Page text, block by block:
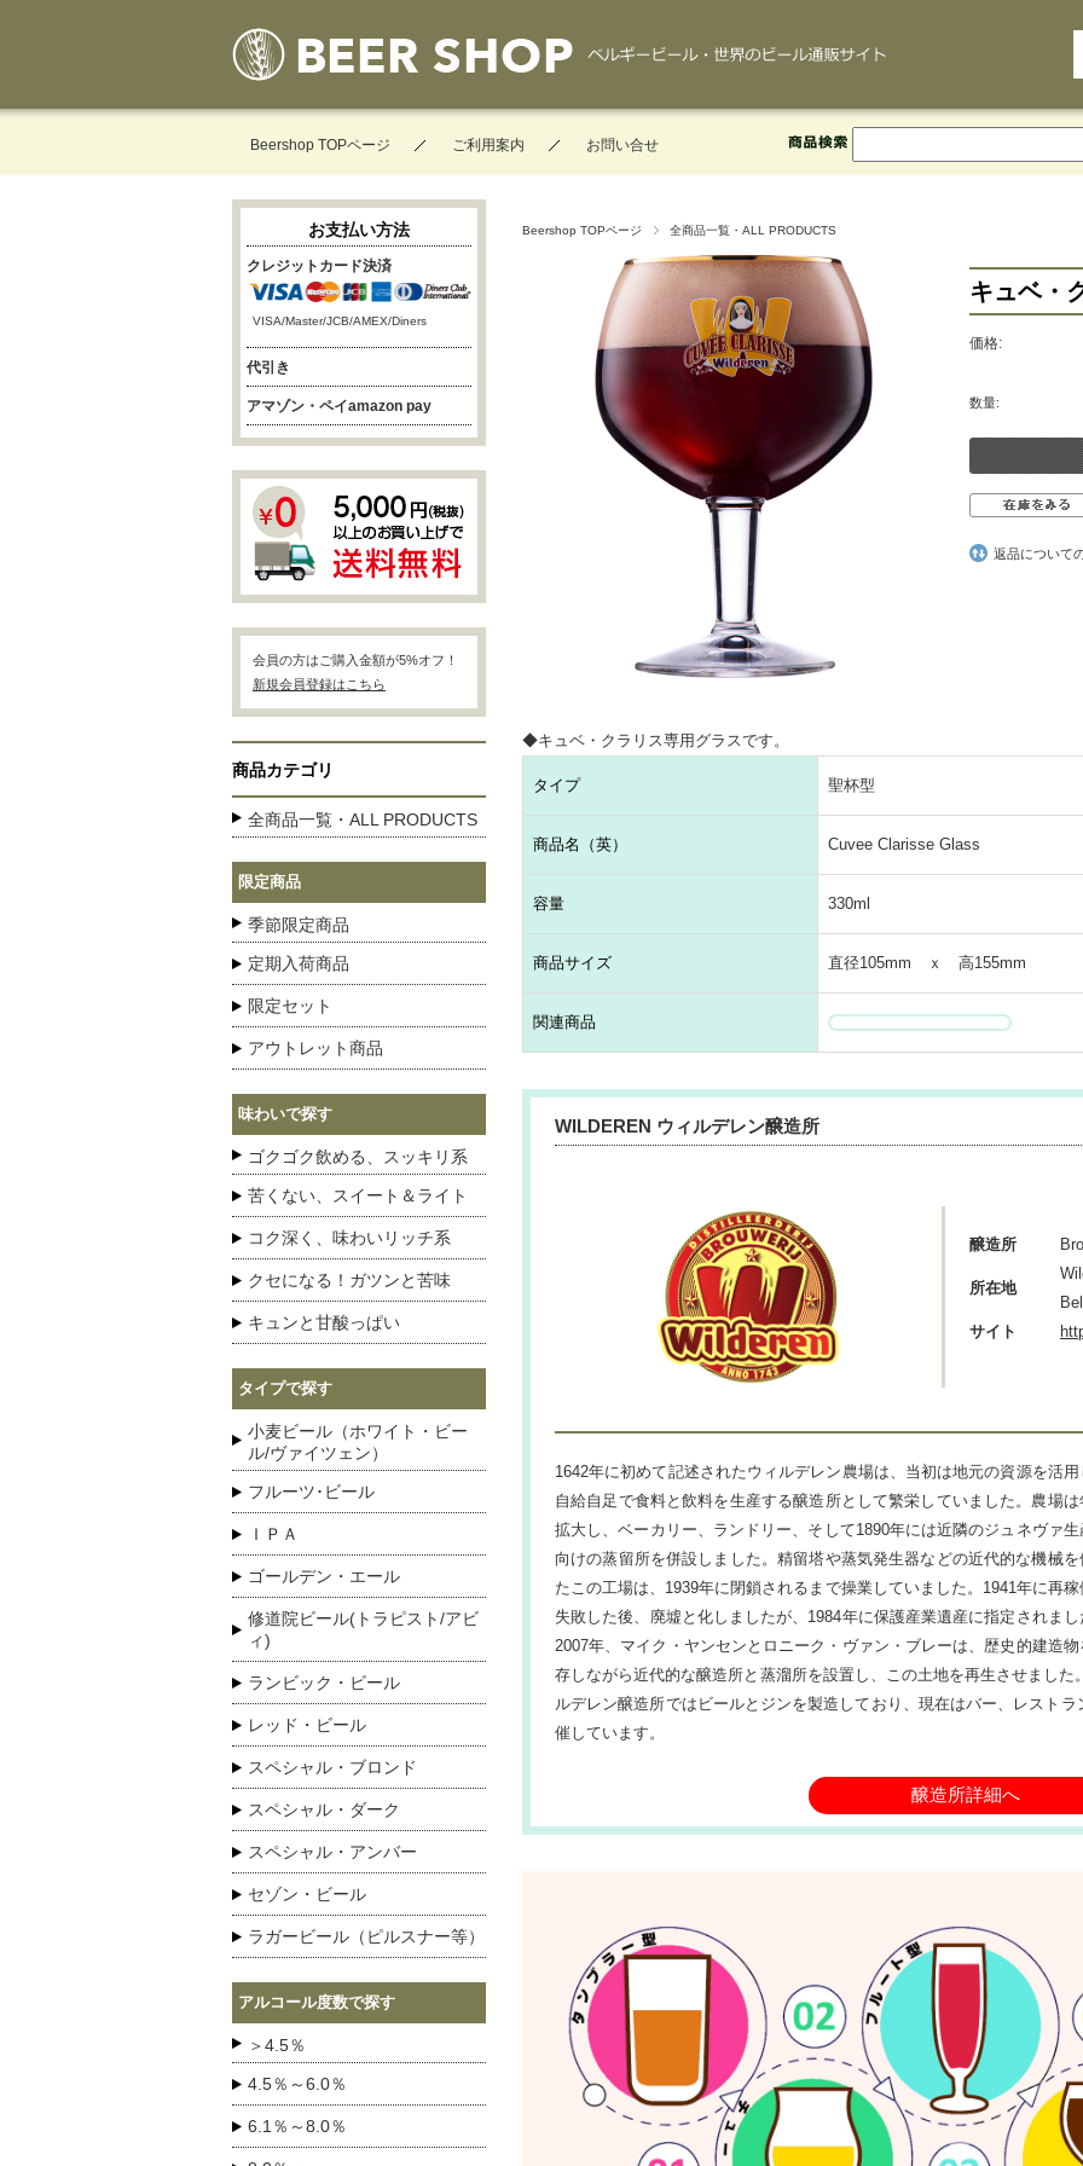
Beershop TOPページ ご利用案内 お問い合せ
Beershop TOPページ 全商品一覧・ALL PRODUCTS
キュベ・
価格:
数量:
返品について
◆キュベ・クラリス専用グラスです。
タイプ 聖杯型
商品名（英） Cuvee Clarisse Glass
容量 330ml
商品サイズ 直径105mm ｘ 高155mm
関連商品
WILDEREN ウィルデレン醸造所
醸造所
所在地
サイト
1642年に初めて記述されたウィルデレン農場は、当初は地元の資源を活用
自給自足で食料と飲料を生産する醸造所として繁栄していました。農場は
拡大し、ベーカリー、ランドリー、そして1890年には近隣のジュネヴァ生
向けの蒸留所を併設しました。精留塔や蒸気発生器などの近代的な機械を
たこの工場は、1939年に閉鎖されるまで操業していました。1941年に再稼
失敗した後、廃墟と化しましたが、1984年に保護産業遺産に指定されまし
2007年、マイク・ヤンセンとロニーク・ヴァン・ブレーは、歴史的建造物
存しながら近代的な醸造所と蒸溜所を設置し、この土地を再生させました
ルデレン醸造所ではビールとジンを製造しており、現在はバー、レスト
催しています。
醸造所詳細へ
お支払い方法
クレジットカード決済
VISA/Master/JCB/AMEX/Diners
代引き
アマゾン・ペイamazon pay
会員の方はご購入金額が5%オフ！
新規会員登録はこちら
商品カテゴリ
全商品一覧・ALL PRODUCTS
限定商品
季節限定商品
定期入荷商品
限定セット
アウトレット商品
味わいで探す
ゴクゴク飲める、スッキリ系
苦くない、スイート＆ライト
コク深く、味わいリッチ系
クセになる！ガツンと苦味
キュンと甘酸っぱい
タイプで探す
小麦ビール（ホワイト・ビー
ル/ヴァイツェン）
フルーツ･ビール
ＩＰＡ
ゴールデン・エール
修道院ビール(トラピスト/アビ
ィ)
ランビック・ビール
レッド・ビール
スペシャル・ブロンド
スペシャル・ダーク
スペシャル・アンバー
セゾン・ビール
ラガービール（ピルスナー等）
アルコール度数で探す
＞4.5％
4.5％～6.0％
6.1％～8.0％